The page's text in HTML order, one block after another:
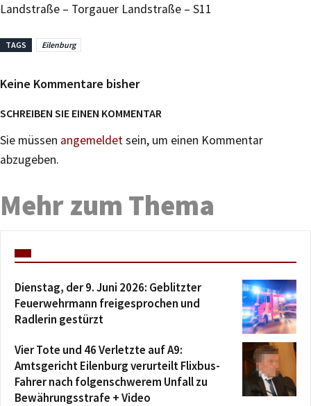
Landstraße – Torgauer Landstraße – S11
TAGS Eilenburg
Keine Kommentare bisher
SCHREIBEN SIE EINEN KOMMENTAR
Sie müssen angemeldetsein, um einen Kommentar
abzugeben.
Mehr zum Thema
Dienstag, der 9. Juni 2026: Geblitzter
Feuerwehrmann freigesprochen und
Radlerin gestürzt
Vier Tote und 46 Verletzte auf A9:
Amtsgericht Eilenburg verurteilt Flixbus-
Fahrer nach folgenschwerem Unfall zu
Bewährungsstrafe + Video